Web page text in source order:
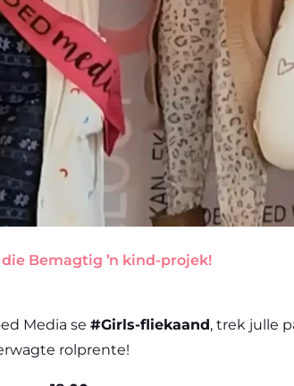
Bemagtig ŉ kind-projek!
Media se #Girls-fliekaand, trek julle
rolprente!